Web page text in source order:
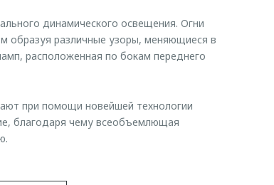
динамического освещения. Огни
образуя различные узоры, меняющиеся в
расположенная по бокам переднего
при помощи новейшей технологии
благодаря чему всеобъемлющая